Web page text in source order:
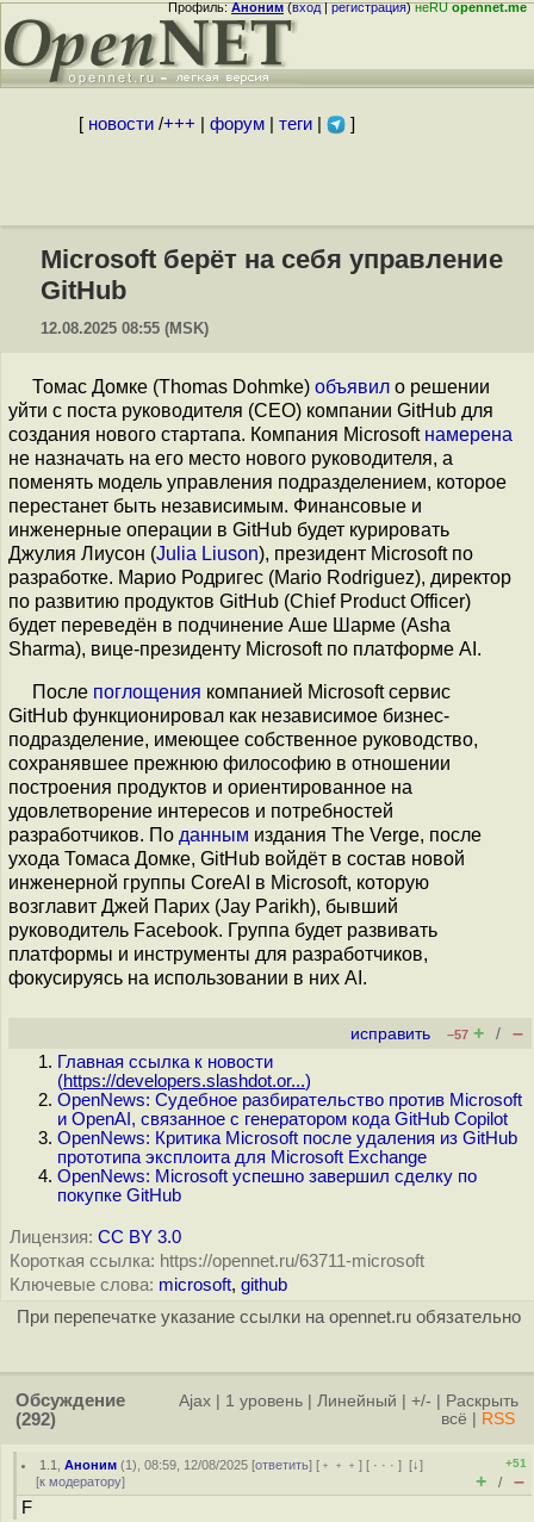
Профиль:Аноним(вход|регистрация)неRUopennet.me
[ новости/+++ форум| теги| ]
Microsoft берёт на себя управление
GitHub
12.08.2025 08:55 (MSK)
Томас Домке (Thomas Dohmke) объявил о решении
уйти с поста руководителя (CEO) компании GitHub для
создания нового стартапа. Компания Microsoft намерена
не назначать на его место нового руководителя, а
поменять модель управления подразделением, которое
перестанет быть независимым. Финансовые и
инженерные операции в GitHub будет курировать
Джулия Лиусон (Julia Liuson), президент Microsoft по
разработке. Марио Родригес (Mario Rodriguez), директор
по развитию продуктов GitHub (Chief Product Officer)
будет переведён в подчинение Аше Шарме (Asha
Sharma), вице-президенту Microsoft по платформе AI.
После поглощения компанией Microsoft сервис
GitHub функционировал как независимое бизнес-
подразделение, имеющее собственное руководство,
сохранявшее прежнюю философию в отношении
построения продуктов и ориентированное на
удовлетворение интересов и потребностей
разработчиков. По данным издания The Verge, после
ухода Томаса Домке, GitHub войдёт в состав новой
инженерной группы CoreAI в Microsoft, которую
возглавит Джей Парих (Jay Parikh), бывший
руководитель Facebook. Группа будет развивать
платформы и инструменты для разработчиков,
фокусируясь на использовании в них AI.
исправить –57 + / –
Главная ссылка к новости
(https://developers.slashdot.or...)
OpenNews: Судебное разбирательство против Microsoft
и OpenAI, связанное с генератором кода GitHub Copilot
OpenNews: Критика Microsoft после удаления из GitHub
прототипа эксплоита для Microsoft Exchange
OpenNews: Microsoft успешно завершил сделку по
покупке GitHub
Лицензия: CC BY 3.0
Короткая ссылка: https://opennet.ru/63711-microsoft
Ключевые слова: microsoft, github
При перепечатке указание ссылки на opennet.ru обязательно
Обсуждение
(292)
Ajax 1 уровень Линейный +/-
Раскрыть
всё
RSS
1.1 ,Аноним (1), 08:59, 12/08/2025 [ответить] [ ﹢﹢﹢] [ · · ·][↓]
[к модератору]
+51
+ / –
F